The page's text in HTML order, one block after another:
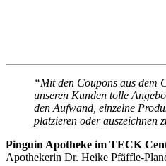
“Mit den Coupons aus dem
unseren Kunden tolle
den Aufwand, einzelne
platzieren oder auszeichnen
Pinguin Apotheke im TECK
Apothekerin Dr. Heike Pfäffle-